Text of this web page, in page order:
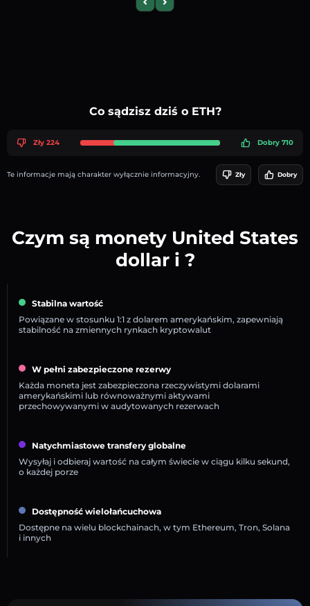
Previous slide
Next slide
Co sądzisz dziś o ETH?
Zły 224 Dobry 710
Te informacje mają charakter wyłącznie informacyjny. Zły Dobry
Czym są monety United States
dollar i ?
Stabilna wartość
Powiązane w stosunku 1:1 z dolarem amerykańskim, zapewniają
stabilność na zmiennych rynkach kryptowalut
W pełni zabezpieczone rezerwy
Każda moneta jest zabezpieczona rzeczywistymi dolarami
amerykańskimi lub równoważnymi aktywami
przechowywanymi w audytowanych rezerwach
Natychmiastowe transfery globalne
Wysyłaj i odbieraj wartość na całym świecie w ciągu kilku sekund,
o każdej porze
Dostępność wielołańcuchowa
Dostępne na wielu blockchainach, w tym Ethereum, Tron, Solana
i innych